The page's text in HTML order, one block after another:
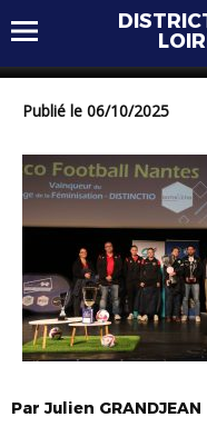
251004_AG
Publié le 06/10/2025
ParJulien GRANDJEAN